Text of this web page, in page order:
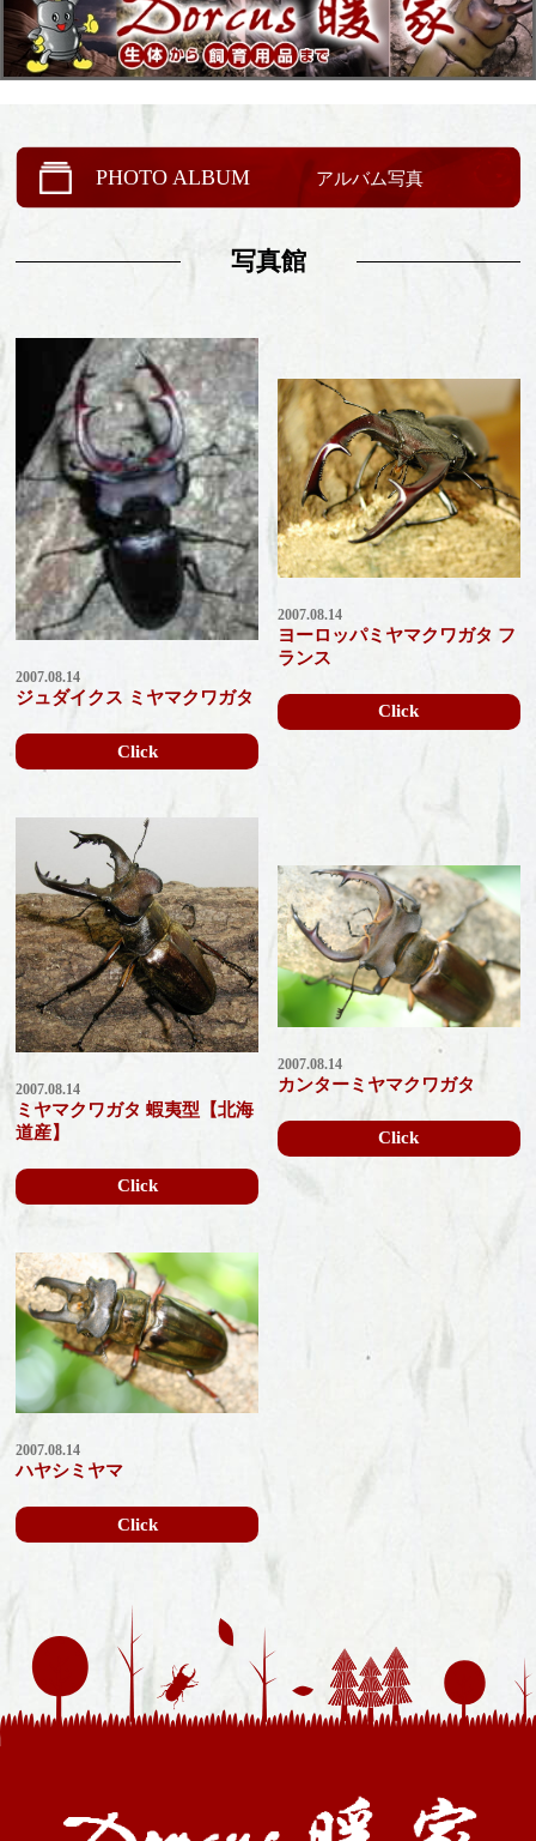
PHOTO ALBUM アルバム写真
写真館
2007.08.14
ジュダイクス ミヤマクワガタ
Click
2007.08.14
ヨーロッパミヤマクワガタ フ
ランス
Click
2007.08.14
ミヤマクワガタ 蝦夷型【北海
道産】
Click
2007.08.14
カンターミヤマクワガタ
Click
2007.08.14
ハヤシミヤマ
Click